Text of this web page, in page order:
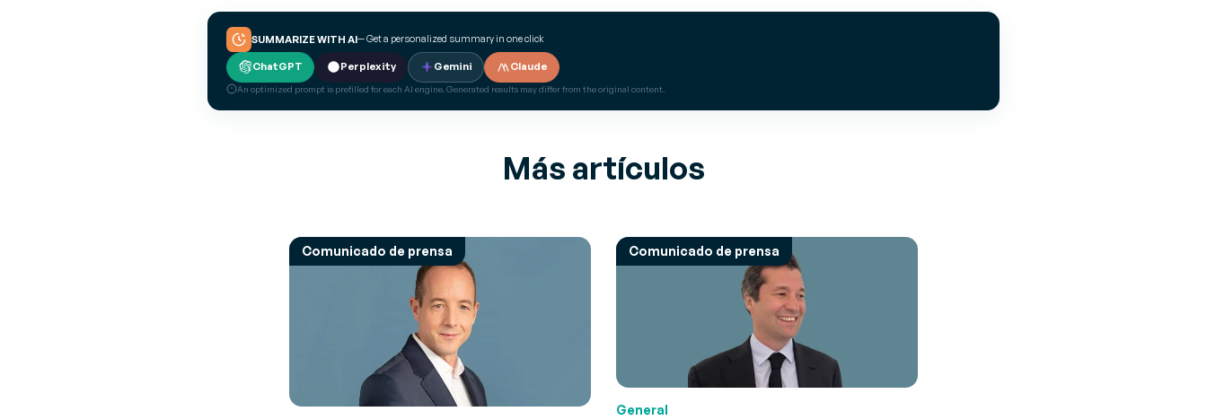
SUMMARIZE WITH AI— Get a personalized summary in one click
ChatGPT Perplexity Gemini Claude
An optimized prompt is prefilled for each AI engine. Generated results may differ from the original content.
Más artículos
Comunicado de prensa Comunicado de prensa
General